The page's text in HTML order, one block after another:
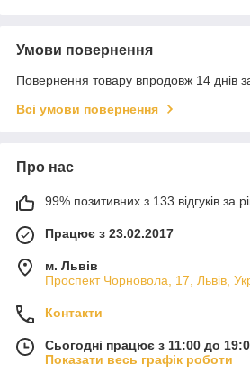
Умови повернення
Повернення товару впродовж 14 днів
Всі умови повернення
Про нас
99% позитивних з 133 відгуків за
Працює з 23.02.2017
м. Львів
Проспект Чорновола, 17, Львів,
Контакти
Сьогодні працює з 11:00 до
Показати весь графік роботи